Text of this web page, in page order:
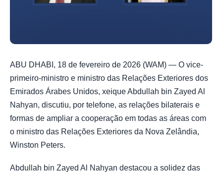
ABU DHABI, 18 de fevereiro de 2026 (WAM) — O vice-
primeiro-ministro e ministro das Relações Exteriores dos
Emirados Árabes Unidos, xeique Abdullah bin Zayed Al
Nahyan, discutiu, por telefone, as relações bilaterais e
formas de ampliar a cooperação em todas as áreas com
o ministro das Relações Exteriores da Nova Zelândia,
Winston Peters.
Abdullah bin Zayed Al Nahyan destacou a solidez das